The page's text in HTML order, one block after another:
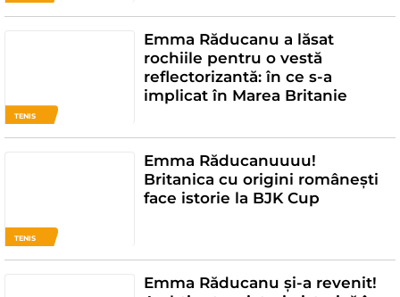
TENIS
Emma Răducanu a lăsat
rochiile pentru o vestă
reflectorizantă: în ce s-a
implicat în Marea Britanie
TENIS
Emma Răducanuuuu!
Britanica cu origini românești
face istorie la BJK Cup
Emma Răducanu și-a revenit!